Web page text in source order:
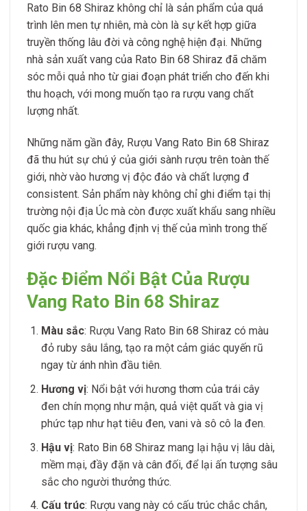
Rato Bin 68 Shiraz không chỉ là sản phẩm của quá
trình lên men tự nhiên, mà còn là sự kết hợp giữa
truyền thống lâu đời và công nghệ hiện đại. Những
nhà sản xuất vang của Rato Bin 68 Shiraz đã chăm
sóc mỗi quả nho từ giai đoạn phát triển cho đến khi
thu hoạch, với mong muốn tạo ra rượu vang chất
lượng nhất.
Những năm gần đây, Rượu Vang Rato Bin 68 Shiraz
đã thu hút sự chú ý của giới sành rượu trên toàn thế
giới, nhờ vào hương vị độc đáo và chất lượng đ
consistent. Sản phẩm này không chỉ ghi điểm tại thị
trường nội địa Úc mà còn được xuất khẩu sang nhiều
quốc gia khác, khẳng định vị thế của mình trong thế
giới rượu vang.
Đặc Điểm Nổi Bật Của Rượu
Vang Rato Bin 68 Shiraz
Màu sắc: Rượu Vang Rato Bin 68 Shiraz có màu
đỏ ruby sâu lắng, tạo ra một cảm giác quyến rũ
ngay từ ánh nhìn đầu tiên.
Hương vị: Nổi bật với hương thơm của trái cây
đen chín mọng như mận, quả việt quất và gia vị
phức tạp như hạt tiêu đen, vani và sô cô la đen.
Hậu vị: Rato Bin 68 Shiraz mang lại hậu vị lâu dài,
mềm mại, đầy đặn và cân đối, để lại ấn tượng sâu
sắc cho người thưởng thức.
Cấu trúc: Rượu vang này có cấu trúc chắc chắn,